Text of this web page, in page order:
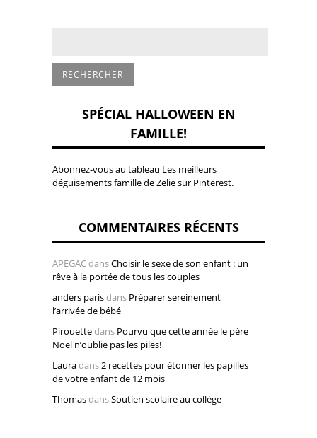
SPÉCIAL HALLOWEEN EN
FAMILLE!
Abonnez-vous au tableau Les meilleurs
déguisements famille de Zelie sur Pinterest.
COMMENTAIRES RÉCENTS
APEGACdansChoisir le sexe de son enfant : un
rêve à la portée de tous les couples
anders parisdans Préparer sereinement
l’arrivée de bébé
Pirouettedans Pourvu que cette année le père
Noël n’oublie pas les piles!
Lauradans2 recettes pour étonner les papilles
de votre enfant de 12 mois
ThomasdansSoutien scolaire au collège